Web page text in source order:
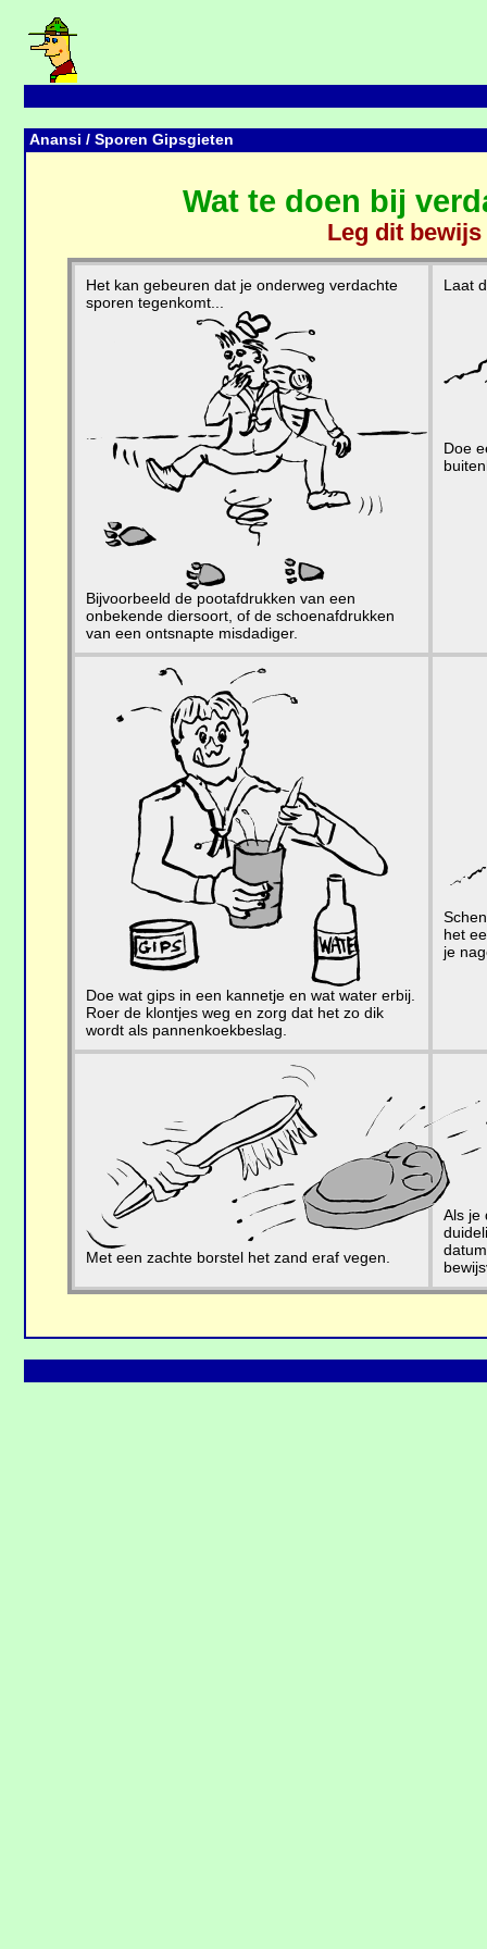
Anansi / Sporen Gipsgieten
Wat te doen bij
Leg dit
Het kan gebeuren dat je onderweg verdachte
sporen tegenkomt...
Bijvoorbeeld de pootafdrukken van een
onbekende diersoort, of de schoenafdrukken
van een ontsnapte misdadiger.
Laat
Doe
Doe wat gips in een kannetje en wat water erbij.
Roer de klontjes weg en zorg dat het zo dik
wordt als pannenkoekbeslag.
het
je
Met een zachte borstel het zand eraf vegen.
Als je